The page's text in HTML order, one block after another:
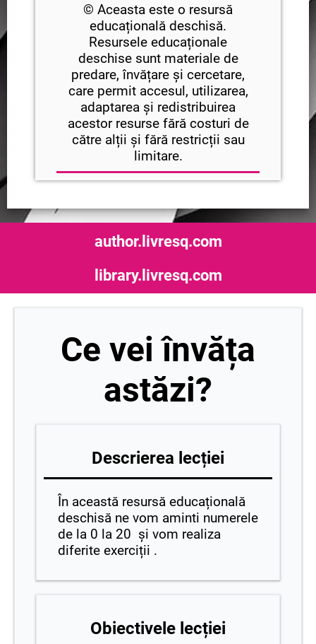
© Aceasta este o resursă
educațională deschisă.
Resursele educaționale
deschise sunt materiale de
predare, învățare și cercetare,
care permit accesul, utilizarea,
adaptarea și redistribuirea
acestor resurse fără costuri de
către alții și fără restricții sau
limitare.
author.livresq.com
library.livresq.com
Ce vei învăța
astăzi?
Descrierea lecției
În această resursă educațională
deschisă ne vom aminti numerele
de la 0 la 20 și vom realiza
diferite exerciții .
Obiectivele lecției